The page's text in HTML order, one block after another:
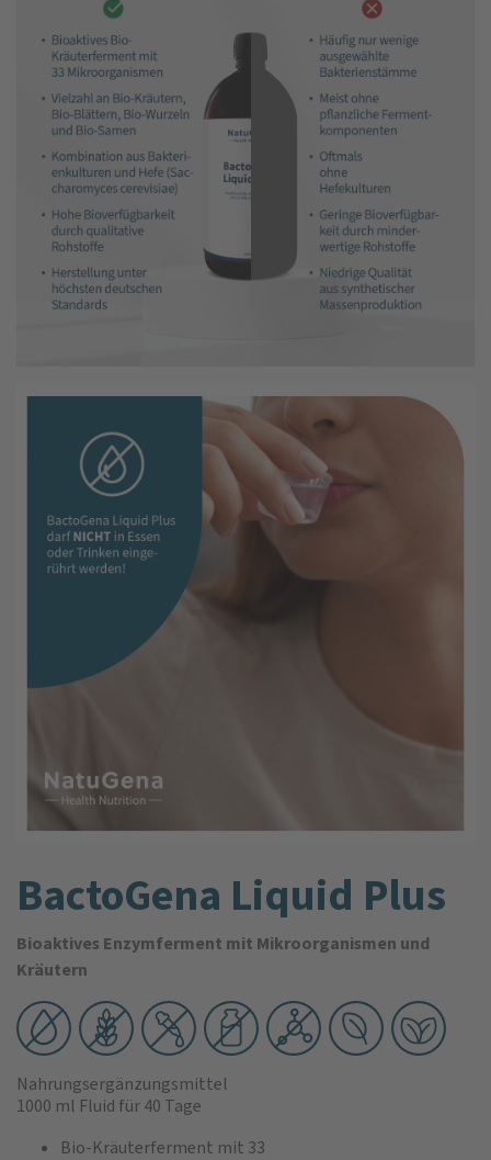
BactoGena Liquid Plus
Bioaktives Enzymferment mit Mikroorganismen und
Kräutern
Nahrungsergänzungsmittel
1000 ml Fluid für 40 Tage
Bio‑Kräuterferment mit 33